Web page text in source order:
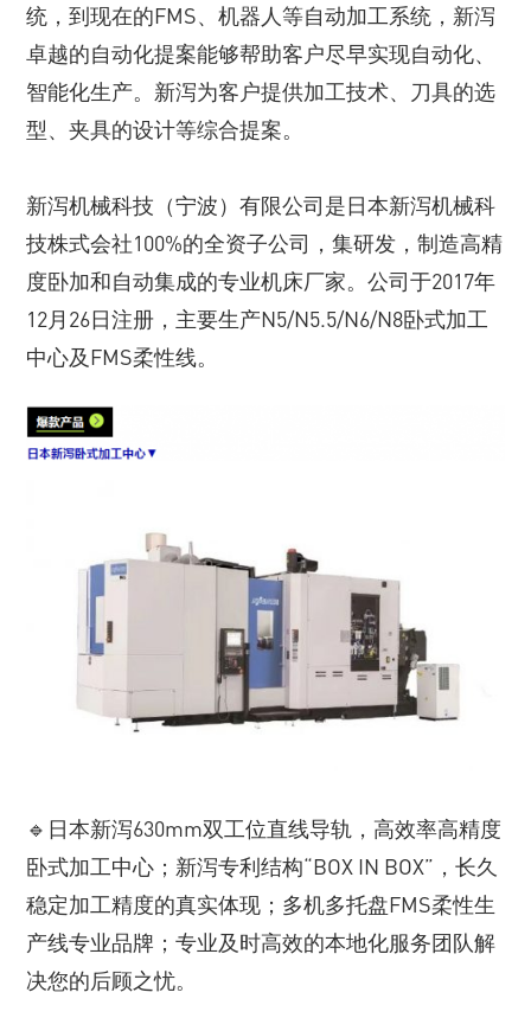
统，到现在的FMS、机器人等自动加工系统，新泻
卓越的自动化提案能够帮助客户尽早实现自动化、
智能化生产。新泻为客户提供加工技术、刀具的选
型、夹具的设计等综合提案。
新泻机械科技（宁波）有限公司是日本新泻机械科
技株式会社100%的全资子公司，集研发，制造高精
度卧加和自动集成的专业机床厂家。公司于2017年
12月26日注册，主要生产N5/N5.5/N6/N8卧式加工
中心及FMS柔性线。
🔹日本新泻630mm双工位直线导轨，高效率高精度
卧式加工中心；新泻专利结构“BOX IN BOX”，长久
稳定加工精度的真实体现；多机多托盘FMS柔性生
产线专业品牌；专业及时高效的本地化服务团队解
决您的后顾之忧。